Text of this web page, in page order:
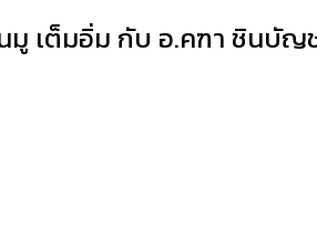
มู เต็มอิ่ม กับ อ.คฑา ชินบัญ